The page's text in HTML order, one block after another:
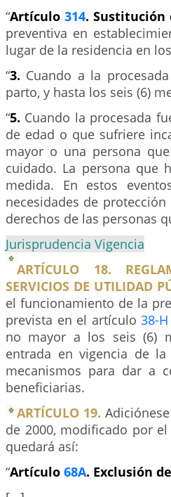
“Artículo 314.
preventiva en
lugar de la residencia en
“3. Cuando a la
parto, y hasta los seis (6)
“5. Cuando la procesada
de edad o que sufriere
mayor o una persona
cuidado. La persona que
medida. En estos
necesidades de
derechos de las personas
Jurisprudencia Vigencia
ARTÍCULO 18.
SERVICIOS DE UTILIDAD
el funcionamiento de la
prevista en el artículo 38-H
no mayor a los seis (6)
entrada en vigencia de
mecanismos para dar a
beneficiarias.
ARTÍCULO 19.
de 2000, modificado por
quedará así:
“Artículo 68A. Exclusión